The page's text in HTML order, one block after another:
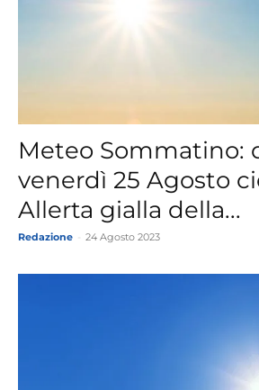
Meteo Sommatino:
venerdì 25 Agosto
Allerta gialla della...
Redazione 24 Agosto 2023